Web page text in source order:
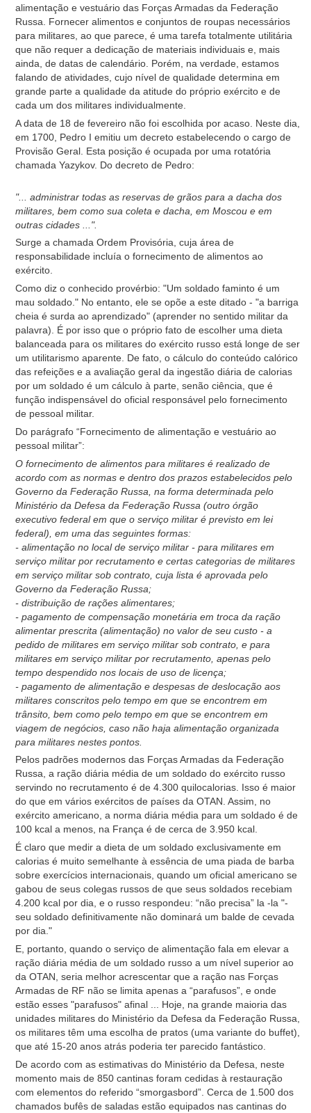
alimentação e vestuário das Forças Armadas da Federação
Russa. Fornecer alimentos e conjuntos de roupas necessários
para militares, ao que parece, é uma tarefa totalmente utilitária
que não requer a dedicação de materiais individuais e, mais
ainda, de datas de calendário. Porém, na verdade, estamos
falando de atividades, cujo nível de qualidade determina em
grande parte a qualidade da atitude do próprio exército e de
cada um dos militares individualmente.
A data de 18 de fevereiro não foi escolhida por acaso. Neste dia,
em 1700, Pedro I emitiu um decreto estabelecendo o cargo de
Provisão Geral. Esta posição é ocupada por uma rotatória
chamada Yazykov. Do decreto de Pedro:
"... administrar todas as reservas de grãos para a dacha dos
militares, bem como sua coleta e dacha, em Moscou e em
outras cidades ...".
Surge a chamada Ordem Provisória, cuja área de
responsabilidade incluía o fornecimento de alimentos ao
exército.
Como diz o conhecido provérbio: "Um soldado faminto é um
mau soldado." No entanto, ele se opõe a este ditado - "a barriga
cheia é surda ao aprendizado" (aprender no sentido militar da
palavra). É por isso que o próprio fato de escolher uma dieta
balanceada para os militares do exército russo está longe de ser
um utilitarismo aparente. De fato, o cálculo do conteúdo calórico
das refeições e a avaliação geral da ingestão diária de calorias
por um soldado é um cálculo à parte, senão ciência, que é
função indispensável do oficial responsável pelo fornecimento
de pessoal militar.
Do parágrafo “Fornecimento de alimentação e vestuário ao
pessoal militar”:
O fornecimento de alimentos para militares é realizado de
acordo com as normas e dentro dos prazos estabelecidos pelo
Governo da Federação Russa, na forma determinada pelo
Ministério da Defesa da Federação Russa (outro órgão
executivo federal em que o serviço militar é previsto em lei
federal), em uma das seguintes formas:
- alimentação no local de serviço militar - para militares em
serviço militar por recrutamento e certas categorias de militares
em serviço militar sob contrato, cuja lista é aprovada pelo
Governo da Federação Russa;
- distribuição de rações alimentares;
- pagamento de compensação monetária em troca da ração
alimentar prescrita (alimentação) no valor de seu custo - a
pedido de militares em serviço militar sob contrato, e para
militares em serviço militar por recrutamento, apenas pelo
tempo despendido nos locais de uso de licença;
- pagamento de alimentação e despesas de deslocação aos
militares conscritos pelo tempo em que se encontrem em
trânsito, bem como pelo tempo em que se encontrem em
viagem de negócios, caso não haja alimentação organizada
para militares nestes pontos.
Pelos padrões modernos das Forças Armadas da Federação
Russa, a ração diária média de um soldado do exército russo
servindo no recrutamento é de 4.300 quilocalorias. Isso é maior
do que em vários exércitos de países da OTAN. Assim, no
exército americano, a norma diária média para um soldado é de
100 kcal a menos, na França é de cerca de 3.950 kcal.
É claro que medir a dieta de um soldado exclusivamente em
calorias é muito semelhante à essência de uma piada de barba
sobre exercícios internacionais, quando um oficial americano se
gabou de seus colegas russos de que seus soldados recebiam
4.200 kcal por dia, e o russo respondeu: “não precisa” la -la "-
seu soldado definitivamente não dominará um balde de cevada
por dia."
E, portanto, quando o serviço de alimentação fala em elevar a
ração diária média de um soldado russo a um nível superior ao
da OTAN, seria melhor acrescentar que a ração nas Forças
Armadas de RF não se limita apenas a “parafusos”, e onde
estão esses "parafusos" afinal ... Hoje, na grande maioria das
unidades militares do Ministério da Defesa da Federação Russa,
os militares têm uma escolha de pratos (uma variante do buffet),
que até 15-20 anos atrás poderia ter parecido fantástico.
De acordo com as estimativas do Ministério da Defesa, neste
momento mais de 850 cantinas foram cedidas à restauração
com elementos do referido “smorgasbord”. Cerca de 1.500 dos
chamados bufês de saladas estão equipados nas cantinas do